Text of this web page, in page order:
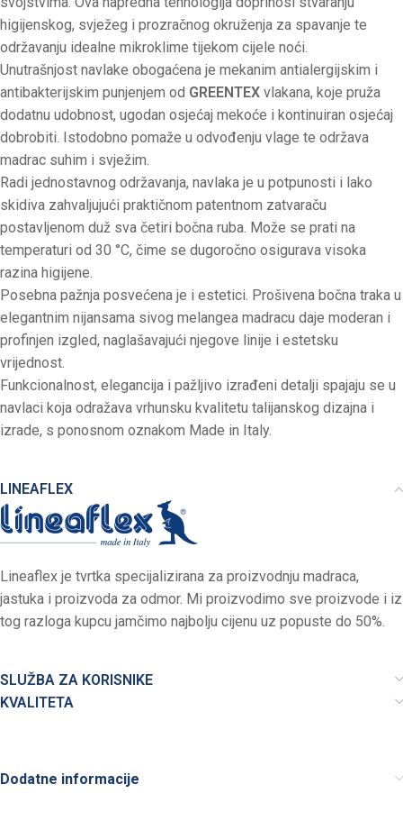
higijenskog, svježeg i prozračnog okruženja za spavanje te
održavanju idealne mikroklime tijekom cijele noći.
Unutrašnjost navlake obogaćena je mekanim antialergijskim i
antibakterijskim punjenjem od GREENTEX vlakana, koje pruža
dodatnu udobnost, ugodan osjećaj mekoće i kontinuiran osjećaj
dobrobiti. Istodobno pomaže u odvođenju vlage te održava
madrac suhim i svježim.
Radi jednostavnog održavanja, navlaka je u potpunosti i lako
skidiva zahvaljujući praktičnom patentnom zatvaraču
postavljenom duž sva četiri bočna ruba. Može se prati na
temperaturi od 30 °C, čime se dugoročno osigurava visoka
razina higijene.
Posebna pažnja posvećena je i estetici. Prošivena bočna traka u
elegantnim nijansama sivog melangea madracu daje moderan i
profinjen izgled, naglašavajući njegove linije i estetsku
vrijednost.
Funkcionalnost, elegancija i pažljivo izrađeni detalji spajaju se u
navlaci koja odražava vrhunsku kvalitetu talijanskog dizajna i
izrade, s ponosnom oznakom Made in Italy.
LINEAFLEX
Lineaflex je tvrtka specijalizirana za proizvodnju madraca,
jastuka i proizvoda za odmor. Mi proizvodimo sve proizvode i iz
tog razloga kupcu jamčimo najbolju cijenu uz popuste do 50%.
SLUŽBA ZA KORISNIKE
KVALITETA
Dodatne informacije